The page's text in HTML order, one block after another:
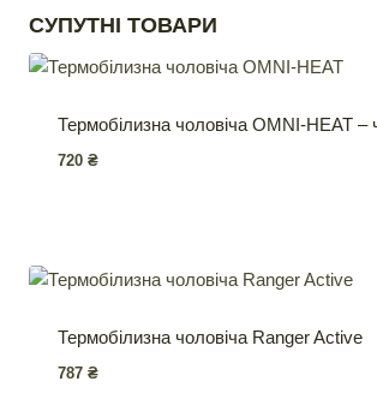
СУПУТНІ ТОВАРИ
Термобілизна чоловіча OMNI-HEAT –
720 ₴
Термобілизна чоловіча Ranger Active
787 ₴